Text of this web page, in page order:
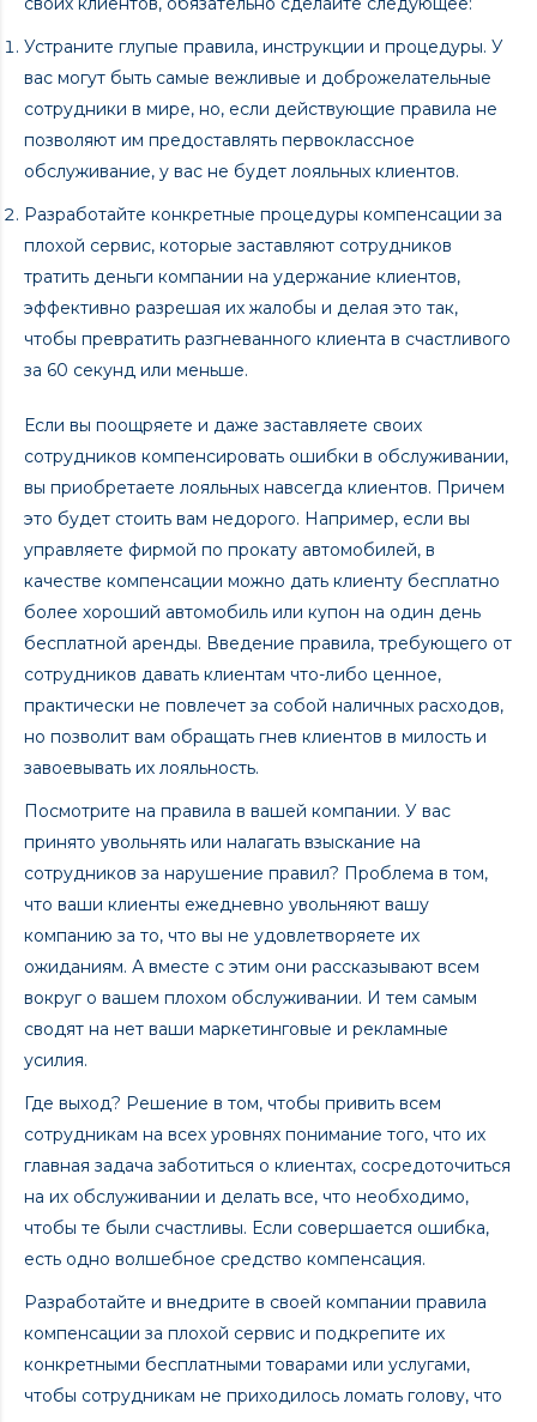
Устраните глупые правила, инструкции и процедуры. У
вас могут быть самые вежливые и доброжелательные
сотрудники в мире, но, если действующие правила не
позволяют им предоставлять первоклассное
обслуживание, у вас не будет лояльных клиентов.
Разработайте конкретные процедуры компенсации за
плохой сервис, которые заставляют сотрудников
тратить деньги компании на удержание клиентов,
эффективно разрешая их жалобы и делая это так,
чтобы превратить разгневанного клиента в счастливого
за 60 секунд или меньше.
Если вы поощряете и даже заставляете своих
сотрудников компенсировать ошибки в обслуживании,
вы приобретаете лояльных навсегда клиентов. Причем
это будет стоить вам недорого. Например, если вы
управляете фирмой по прокату автомобилей, в
качестве компенсации можно дать клиенту бесплатно
более хороший автомобиль или купон на один день
бесплатной аренды. Введение правила, требующего от
сотрудников давать клиентам что-либо ценное,
практически не повлечет за собой наличных расходов,
но позволит вам обращать гнев клиентов в милость и
завоевывать их лояльность.
Посмотрите на правила в вашей компании. У вас
принято увольнять или налагать взыскание на
сотрудников за нарушение правил? Проблема в том,
что ваши клиенты ежедневно увольняют вашу
компанию за то, что вы не удовлетворяете их
ожиданиям. А вместе с этим они рассказывают всем
вокруг о вашем плохом обслуживании. И тем самым
сводят на нет ваши маркетинговые и рекламные
усилия.
Где выход? Решение в том, чтобы привить всем
сотрудникам на всех уровнях понимание того, что их
главная задача заботиться о клиентах, сосредоточиться
на их обслуживании и делать все, что необходимо,
чтобы те были счастливы. Если совершается ошибка,
есть одно волшебное средство компенсация.
Разработайте и внедрите в своей компании правила
компенсации за плохой сервис и подкрепите их
конкретными бесплатными товарами или услугами,
чтобы сотрудникам не приходилось ломать голову, что